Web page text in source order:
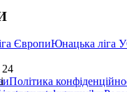
ЄвропиЮнацька ліга
Політика